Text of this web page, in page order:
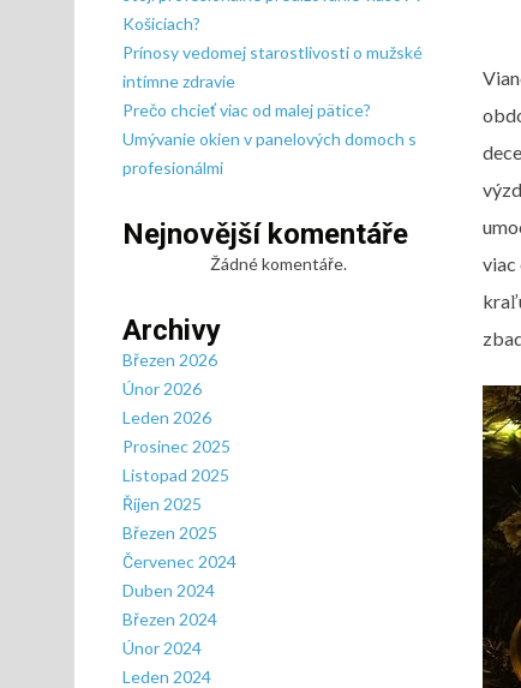
viac
Košiciach?
Prínosy vedomej starostlivosti o mužské
intímne zdravie
Prečo chcieť viac od malej pätice?
Umývanie okien v panelových domoch s
profesionálmi
Nejnovější komentáře
Žádné komentáře.
Archivy
Březen 2026
Únor 2026
Leden 2026
Prosinec 2025
Listopad 2025
Říjen 2025
Březen 2025
Červenec 2024
Duben 2024
Březen 2024
Únor 2024
Leden 2024